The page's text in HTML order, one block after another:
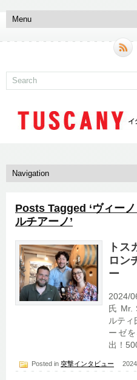
Posts Tagged ‘ヴィー
ルチアーノ’
トス
ロン
ー
2024/
氏 Mr.
ルティ
ーゼ
出！
Posted in 突撃インタビュー